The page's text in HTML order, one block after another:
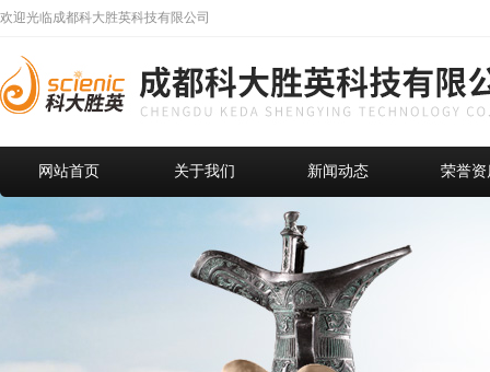
欢迎光临成都科大胜英科技有限公司
网站首页 关于我们 新闻动态 荣誉资